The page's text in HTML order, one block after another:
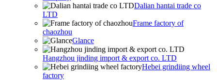
Dalian hantai trade co
LTD
Frame factory of
chaozhou
Glance
Hangzhou jinding import & export co. LTD
Hebei grindiing wheel
factory